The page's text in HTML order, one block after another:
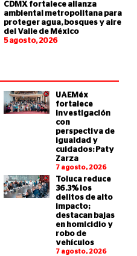
CDMX fortalece alianza
ambiental metropolitana para
proteger agua, bosques y aire
del Valle de México
5 agosto, 2026
UAEMéx
fortalece
investigación
con
perspectiva de
igualdad y
cuidados: Paty
Zarza
7 agosto, 2026
Toluca reduce
36.3% los
delitos de alto
impacto;
destacan bajas
en homicidio y
robo de
vehículos
7 agosto, 2026